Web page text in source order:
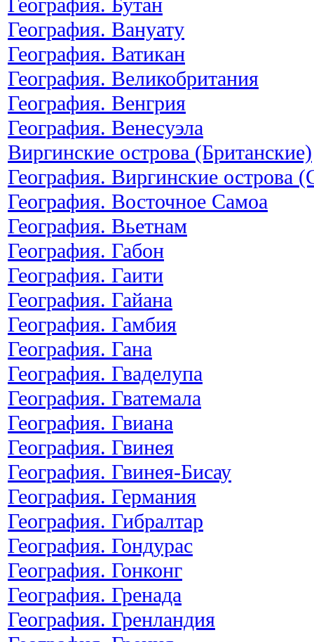
География. Бутан
География. Вануату
География. Ватикан
География. Великобритания
География. Венгрия
География. Венесуэла
Виргинские острова (Британские)
География. Виргинские
География. Восточное Самоа
География. Вьетнам
География. Габон
География. Гаити
География. Гайана
География. Гамбия
География. Гана
География. Гваделупа
География. Гватемала
География. Гвиана
География. Гвинея
География. Гвинея-Бисау
География. Германия
География. Гибралтар
География. Гондурас
География. Гонконг
География. Гренада
География. Гренландия